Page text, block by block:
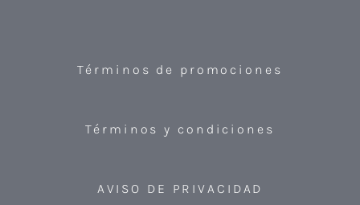
Términos de promociones
Términos y condiciones
AVISO DE PRIVACIDAD